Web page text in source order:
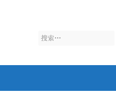
搜